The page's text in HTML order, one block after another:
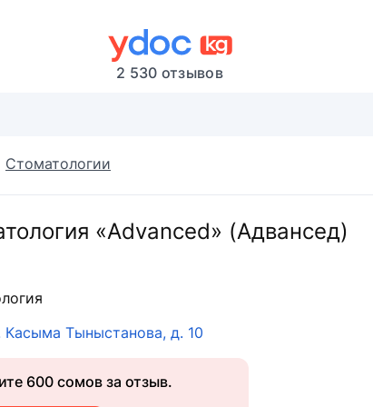
2 530 отзывов
Стоматологии
«Advanced» (Адвансед)
Касыма Тыныстанова, д. 10
600 сомов за отзыв.